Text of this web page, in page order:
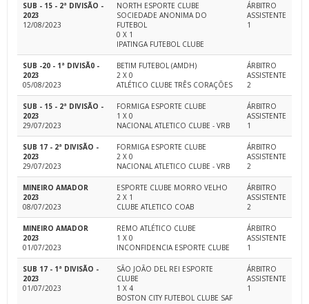
SUB - 15 - 2ª DIVISÃO -
2023
12/08/2023
NORTH ESPORTE CLUBE
SOCIEDADE ANONIMA DO
FUTEBOL
0 X 1
IPATINGA FUTEBOL CLUBE
ÁRBITRO
ASSISTENTE
1
SUB -20 - 1ª DIVISÃ0 -
2023
05/08/2023
BETIM FUTEBOL (AMDH)
2 X 0
ATLÉTICO CLUBE TRÊS CORAÇÕES
ÁRBITRO
ASSISTENTE
2
SUB - 15 - 2ª DIVISÃO -
2023
29/07/2023
FORMIGA ESPORTE CLUBE
1 X 0
NACIONAL ATLETICO CLUBE - VRB
ÁRBITRO
ASSISTENTE
1
SUB 17 - 2ª DIVISÃO -
2023
29/07/2023
FORMIGA ESPORTE CLUBE
2 X 0
NACIONAL ATLETICO CLUBE - VRB
ÁRBITRO
ASSISTENTE
2
MINEIRO AMADOR
2023
08/07/2023
ESPORTE CLUBE MORRO VELHO
2 X 1
CLUBE ATLETICO COAB
ÁRBITRO
ASSISTENTE
2
MINEIRO AMADOR
2023
01/07/2023
REMO ATLÉTICO CLUBE
1 X 0
INCONFIDENCIA ESPORTE CLUBE
ÁRBITRO
ASSISTENTE
1
SUB 17 - 1ª DIVISÃO -
2023
01/07/2023
SÃO JOÃO DEL REI ESPORTE
CLUBE
1 X 4
BOSTON CITY FUTEBOL CLUBE SAF
ÁRBITRO
ASSISTENTE
1